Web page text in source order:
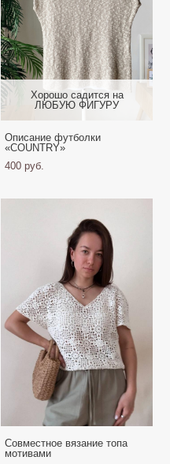
Хорошо садится на
ЛЮБУЮ ФИГУРУ
Описание футболки
«COUNTRY»
400 pуб.
Совместное вязание топа
мотивами